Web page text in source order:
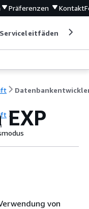
Präferenzen Kontakt
Serviceleitfäden
von